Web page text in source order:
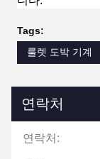
Tags:
룰렛 도박 기계
연락처
연락처: